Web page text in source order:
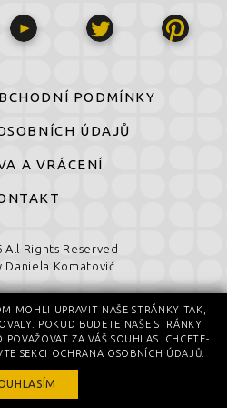
PODMÍNKY
ÚDAJŮ
A VRÁCENÍ
All Rights Reserved
Daniela Komatović
MOHLI UPRAVIT NAŠE STRÁNKY TAK,
POKUD BUDETE NAŠE STRÁNKY
ZA VÁŠ SOUHLAS. CHCETE-
SEKCI OCHRANA OSOBNÍCH ÚDAJŮ.